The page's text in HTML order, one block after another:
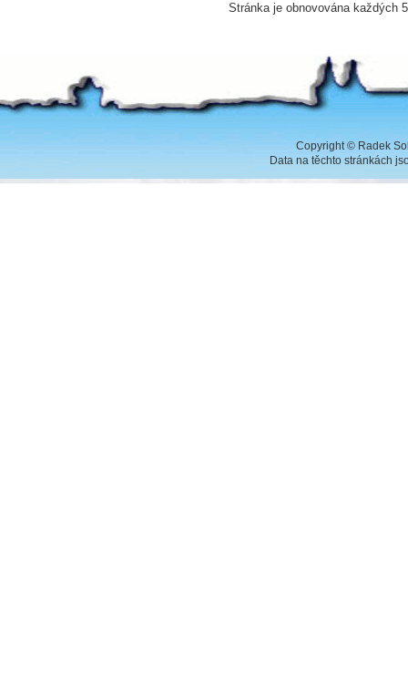
Stránka je obnovována každých
Copyright© Radek
Data na těchto stránkách